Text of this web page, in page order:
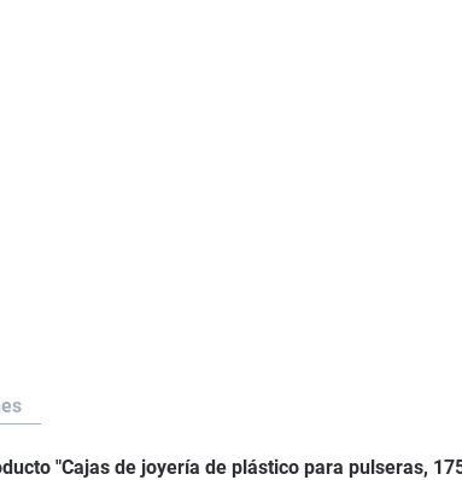
"Cajas de joyería de plástico para pulseras,